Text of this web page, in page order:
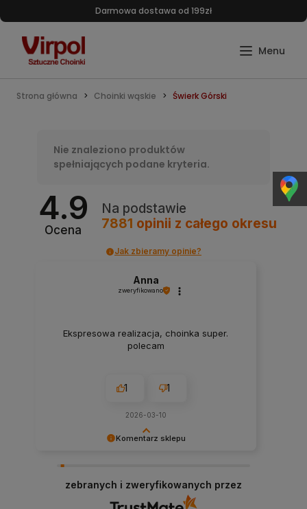
Darmowa dostawa od 199zł
Strona główna Choinki wąskie Świerk Górski
Nie znaleziono produktów
spełniających podane kryteria.
4.9
Ocena
Na podstawie
7881 opinii z całego okresu
Jak zbieramy opinie?
Komentarz sklepu
Anna
zweryfikowano
Ekspresowa realizacja, choinka super.
polecam
1 1
2026-03-10
zebranych i zweryfikowanych przez